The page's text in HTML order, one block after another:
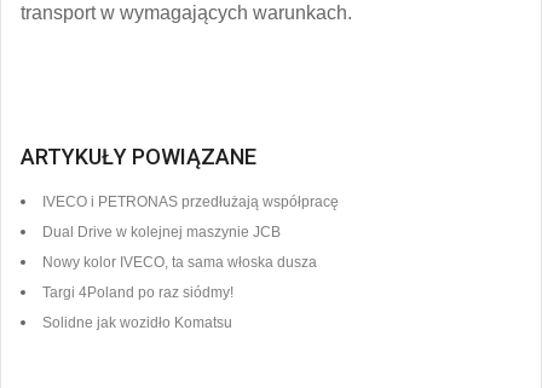
transport w wymagających warunkach.
ARTYKUŁY POWIĄZANE
IVECO i PETRONAS przedłużają współpracę
Dual Drive w kolejnej maszynie JCB
Nowy kolor IVECO, ta sama włoska dusza
Targi 4Poland po raz siódmy!
Solidne jak wozidło Komatsu